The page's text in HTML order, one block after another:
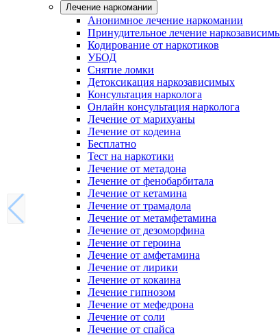
Лечение наркомании
Анонимное лечение наркомании
Принудительное лечение
Кодирование от наркотиков
УБОД
Снятие ломки
Детоксикация наркозависимых
Консультация нарколога
Онлайн консультация нарколога
Лечение от марихуаны
Лечение от кодеина
Бесплатно
Тест на наркотики
Лечение от метадона
Лечение от фенобарбитала
Лечение от кетамина
Лечение от трамадола
Лечение от метамфетамина
Лечение от дезоморфина
Лечение от героина
Лечение от амфетамина
Лечение от лирики
Лечение от кокаина
Лечение гипнозом
Лечение от мефедрона
Лечение от соли
Лечение от спайса